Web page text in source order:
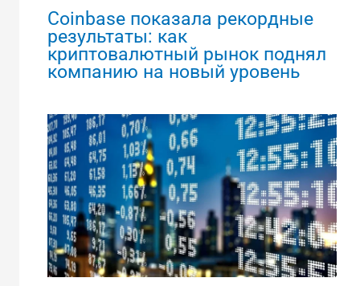
Coinbase показала рекордные
результаты: как
криптовалютный рынок поднял
компанию на новый уровень